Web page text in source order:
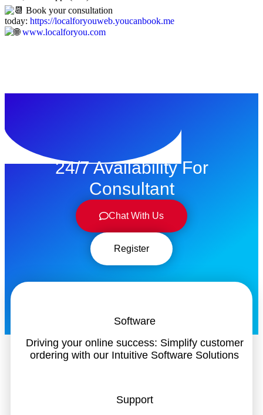
Book your consultation
today: https://localforyouweb.youcanbook.me
www.localforyou.com
24/7 Availability For
Consultant
Chat With Us
Register
Software
Driving your online success: Simplify customer
ordering with our Intuitive Software Solutions
Support